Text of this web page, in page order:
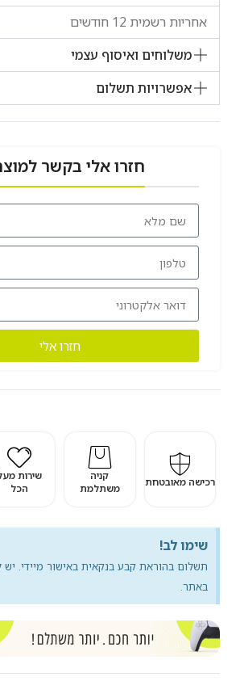
אחריות רשמית 12 חודשים
משלוחים ואיסוף עצמי
אפשרויות תשלום
חזרו אלי בקשר
חזרו אלי
רכישה מאובטחת
קניה
משתלמת
שירות
הכל
שימו לב!
תשלום בהוראת קבע בנקאית באישור מיידי.
באתר.